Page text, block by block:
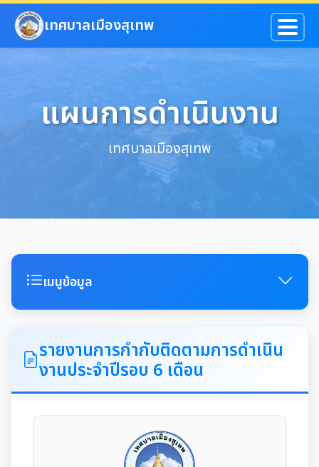
ข้ามไปยังเนื้อหาหลัก
เทศบาลเมืองสุเทพ
แผนการดำเนินงาน
เทศบาลเมืองสุเทพ
เมนูข้อมูล
คำแถลงนโยบายนายกเทศมนตรีเมืองสุเทพ
ประวัติความเป็นมา
รายงานการกำกับติดตามการดำเนิน
งานประจำปีรอบ 6 เดือน